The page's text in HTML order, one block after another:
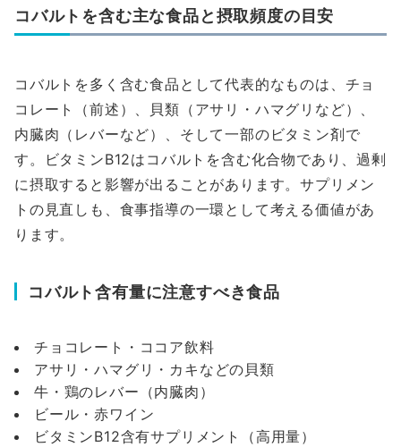
コバルトを含む主な食品と摂取頻度の目安
コバルトを多く含む食品として代表的なものは、チョ
コレート（前述）、貝類（アサリ・ハマグリなど）、
内臓肉（レバーなど）、そして一部のビタミン剤で
す。ビタミンB12はコバルトを含む化合物であり、過剰
に摂取すると影響が出ることがあります。サプリメン
トの見直しも、食事指導の一環として考える価値があ
ります。
コバルト含有量に注意すべき食品
チョコレート・ココア飲料
アサリ・ハマグリ・カキなどの貝類
牛・鶏のレバー（内臓肉）
ビール・赤ワイン
ビタミンB12含有サプリメント（高用量）